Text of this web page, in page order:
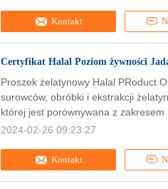
Kontakt
Certyfikat Halal Poziom żywności
Kontakt
Proszek żelatynowy Halal PRoduct
surowców, obróbki i ekstrakcji
której jest porównywana z zakresem
2024-02-26 09:23:27